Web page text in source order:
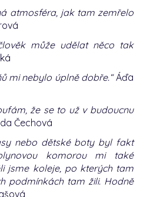
atmosféra, jak tam zemřelo
může udělat něco tak
mi nebylo úplně dobře.“Áďa
že se to už v budoucnu
Čechová
nebo dětské boty byl fakt
komorou mi také
jsme koleje, po kterých tam
podmínkách tam žili. Hodně